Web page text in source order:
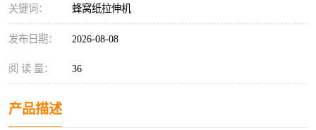
关键词： 蜂窝纸拉伸机
发布日期： 2026-08-08
阅 读 量： 36
产品描述